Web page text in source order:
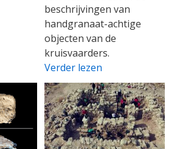
beschrijvingen van
handgranaat-achtige
objecten van de
kruisvaarders.
Verder lezen